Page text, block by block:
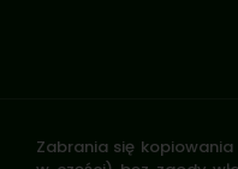
Zabrania się